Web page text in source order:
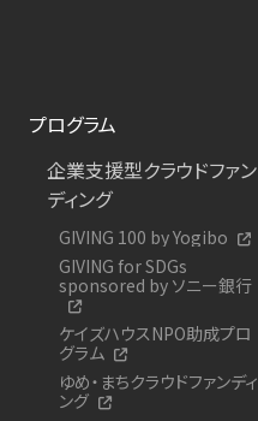
プログラム
企業支援型クラウドファン
ディング
GIVING 100 by Yogibo
GIVING for SDGs
sponsored by ソニー銀行
ケイズハウスNPO助成プロ
グラム
ゆめ・まちクラウドファンディ
ング